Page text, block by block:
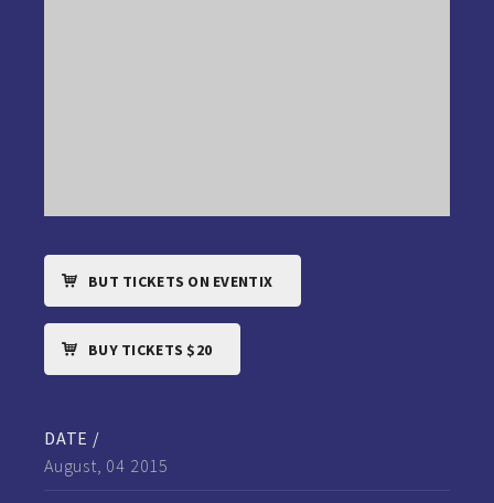
BUT TICKETS ON EVENTIX
BUY TICKETS $20
DATE /
August, 04 2015